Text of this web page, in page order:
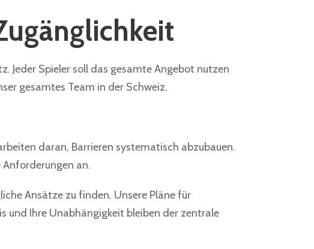
Jeder Spieler soll das gesamte Angebot nutzen
gesamtes Team in der Schweiz.
daran, Barrieren systematisch abzubauen.
an.
Ansätze zu finden. Unsere Pläne für
und Ihre Unabhängigkeit bleiben der zentrale